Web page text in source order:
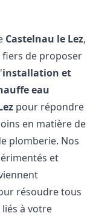
Castelnau le Lez,
fiers de proposer
installation et
eau
pour répondre
en matière de
plomberie. Nos
et
résoudre tous
à votre